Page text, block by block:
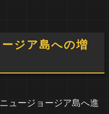
ジア島への増
ュージョージア島へ進